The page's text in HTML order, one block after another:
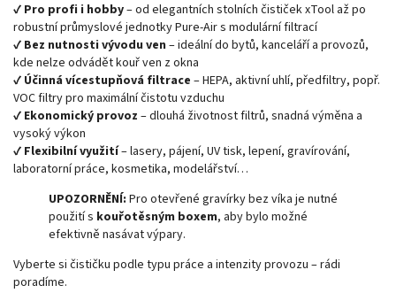
✔️ Pro profi i hobby– od elegantních stolních čističek xTool až po
robustní průmyslové jednotky Pure-Air s modulární filtrací
✔️ Bez nutnosti vývodu ven – ideální do bytů, kanceláří a provozů,
kde nelze odvádět kouř ven z okna
✔️ Účinná vícestupňová filtrace – HEPA, aktivní uhlí, předfiltry, popř.
VOC filtry pro maximální čistotu vzduchu
✔️ Ekonomický provoz – dlouhá životnost filtrů, snadná výměna a
vysoký výkon
✔️ Flexibilní využití– lasery, pájení, UV tisk, lepení, gravírování,
laboratorní práce, kosmetika, modelářství…
UPOZORNĚNÍ: Pro otevřené gravírky bez víka je nutné
použití s kouřotěsným boxem, aby bylo možné
efektivně nasávat výpary.
Vyberte si čističku podle typu práce a intenzity provozu – rádi
poradíme.